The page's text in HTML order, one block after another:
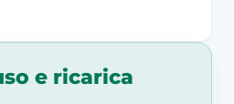
e ricarica